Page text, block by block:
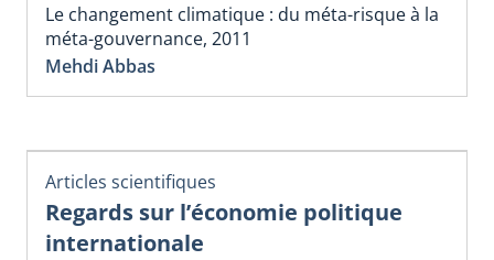
Le changement climatique : du méta-risque à la
méta-gouvernance, 2011
Mehdi Abbas
Articles scientifiques
Regards sur l’économie politique
internationale